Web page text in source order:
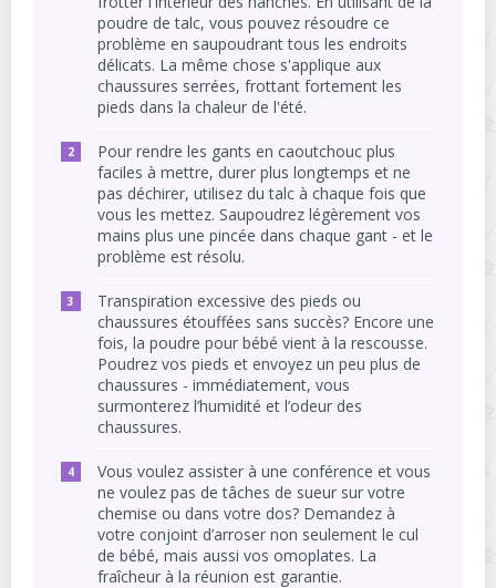
poudre de talc, vous pouvez résoudre ce
problème en saupoudrant tous les endroits
délicats. La même chose s'applique aux
chaussures serrées, frottant fortement les
pieds dans la chaleur de l'été.
Pour rendre les gants en caoutchouc plus
faciles à mettre, durer plus longtemps et ne
pas déchirer, utilisez du talc à chaque fois que
vous les mettez. Saupoudrez légèrement vos
mains plus une pincée dans chaque gant - et le
problème est résolu.
Transpiration excessive des pieds ou
chaussures étouffées sans succès? Encore une
fois, la poudre pour bébé vient à la rescousse.
Poudrez vos pieds et envoyez un peu plus de
chaussures - immédiatement, vous
surmonterez l’humidité et l’odeur des
chaussures.
Vous voulez assister à une conférence et vous
ne voulez pas de tâches de sueur sur votre
chemise ou dans votre dos? Demandez à
votre conjoint d’arroser non seulement le cul
de bébé, mais aussi vos omoplates. La
fraîcheur à la réunion est garantie.